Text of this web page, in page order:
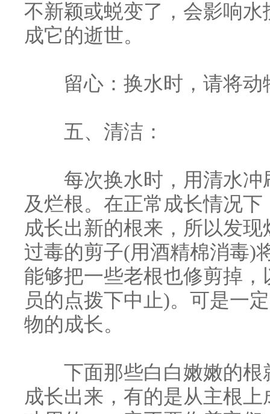
不新颖或蜕变了，会影响
成它的逝世。
留心：换水时，请将动
五、清洁：
每次换水时，用清水冲
及烂根。在正常成长情况
成长出新的根来，所以发
过毒的剪子(用酒精棉消毒)
能够把一些老根也修剪掉
员的点拨下中止)。可是一
物的成长。
下面那些白白嫩嫩的根
成长出来，有的是从主根